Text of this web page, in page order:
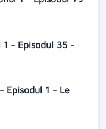
- Episodul 35 -
Episodul 1 - Le